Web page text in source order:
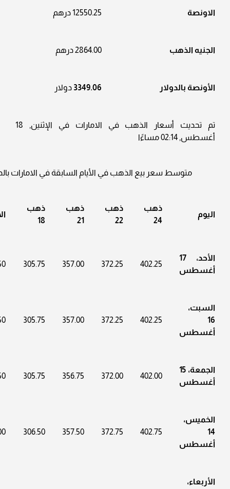
الاونصة 12550.25 درهم
الجنيه الذهب 2864.00 درهم
الأونصة بالدولار 3349.06دولار
تم تحديث أسعار الذهب في الامارات في الإثنين, 18
أغسطس, 02:14 مساءًا
متوسط سعر بيع الذهب في الأيام السابقة في الامارات
اليوم
ذهب
24
ذهب
22
ذهب
21
ذهب
18
الأحد، 17
أغسطس
402.25
372.25
357.00
305.75
السبت،
16
أغسطس
402.25
372.25
357.00
305.75
الجمعة، 15
أغسطس
402.00
372.00
356.75
305.75
الخميس،
14
أغسطس
402.75
372.75
357.50
306.50
الأربعاء،